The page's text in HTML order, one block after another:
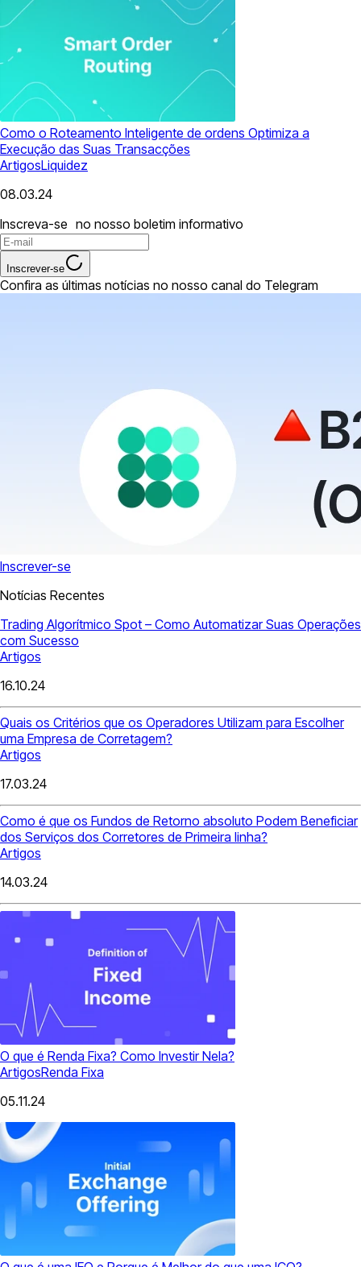
Como o Roteamento Inteligente de ordens Optimiza a
Execução das Suas Transacções
ArtigosLiquidez
08.03.24
Inscreva-se no nosso boletim informativo
Inscrever-se
Confira as últimas notícias no nosso canal do Telegram
Inscrever-se
Notícias Recentes
Trading Algorítmico Spot – Como Automatizar Suas Operações
com Sucesso
Artigos
16.10.24
Quais os Critérios que os Operadores Utilizam para Escolher
uma Empresa de Corretagem?
Artigos
17.03.24
Como é que os Fundos de Retorno absoluto Podem Beneficiar
dos Serviços dos Corretores de Primeira linha?
Artigos
14.03.24
O que é Renda Fixa? Como Investir Nela?
ArtigosRenda Fixa
05.11.24